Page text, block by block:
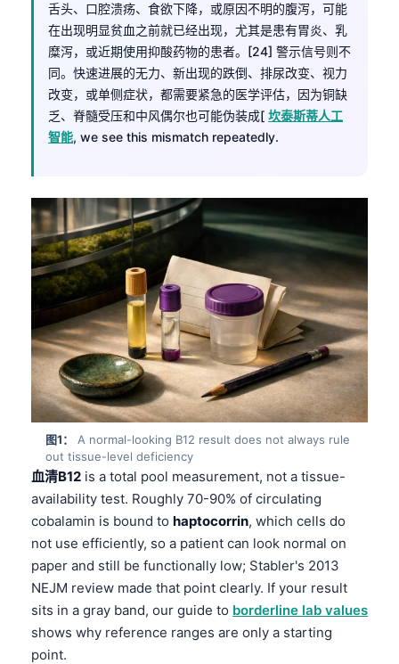
舌头、口腔溃疡、食欲下降，或原因不明的腹泻，可能
在出现明显贫血之前就已经出现，尤其是患有胃炎、乳
糜泻，或近期使用抑酸药物的患者。[24] 警示信号则不
同。快速进展的无力、新出现的跌倒、排尿改变、视力
改变，或单侧症状，都需要紧急的医学评估，因为铜缺
乏、脊髓受压和中风偶尔也可能伪装成[ 坎泰斯蒂人工
智能, we see this mismatch repeatedly.
图1：
A normal-looking B12 result does not always rule
out tissue-level deficiency
血清B12 is a total pool measurement, not a tissue-
availability test. Roughly 70-90% of circulating
cobalamin is bound to haptocorrin, which cells do
not use efficiently, so a patient can look normal on
paper and still be functionally low; Stabler's 2013
NEJM review made that point clearly. If your result
sits in a gray band, our guide to borderline lab values
shows why reference ranges are only a starting
point.